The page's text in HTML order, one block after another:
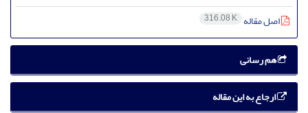
اصل مقاله 316.08 K
هم رسانی
ارجاع به این مقاله